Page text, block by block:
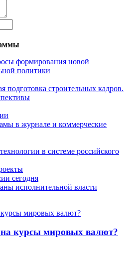
формирования новой
политики
подготовка строительных кадров.
в журнале и коммерческие
в системе российского
сегодня
исполнительной власти
курсы мировых валют?